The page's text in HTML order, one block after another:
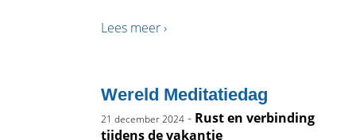
Lees meer ›
Wereld Meditatiedag
21 december 2024 - Rust en verbinding
tijdens de vakantie